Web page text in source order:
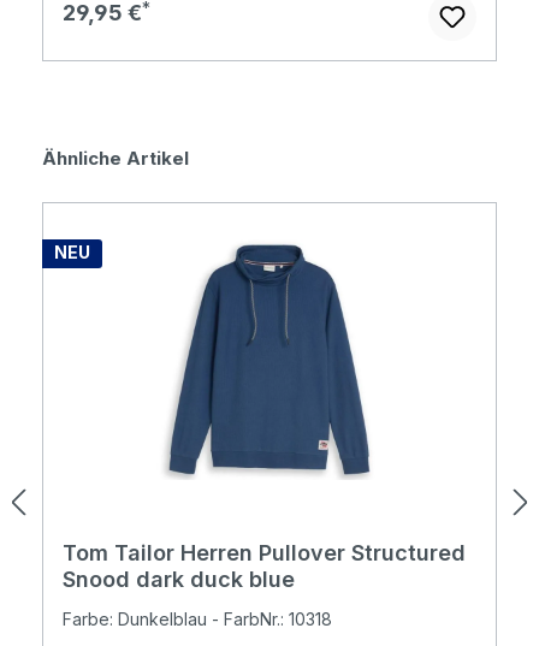
Regulärer Preis:
29,95 €
Produktgalerie überspringen
Ähnliche Artikel
NEU
Tom Tailor Herren Pullover Structured
Snood dark duck blue
Farbe: Dunkelblau - FarbNr.: 10318